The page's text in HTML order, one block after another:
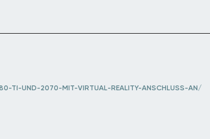
TI-UND-2070-MIT-VIRTUAL-REALITY-ANSCHLUSS-AN/